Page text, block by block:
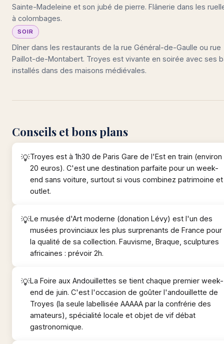
Sainte-Madeleine et son jubé de pierre. Flânerie dans les
à colombages.
SOIR
Dîner dans les restaurants de la rue Général-de-Gaulle ou rue
Paillot-de-Montabert. Troyes est vivante en soirée avec ses
installés dans des maisons médiévales.
Conseils et bons plans
Troyes est à 1h30 de Paris Gare de l'Est en train (environ
20 euros). C'est une destination parfaite pour un week-
end sans voiture, surtout si vous combinez patrimoine et
outlet.
Le musée d'Art moderne (donation Lévy) est l'un des
musées provinciaux les plus surprenants de France pour
la qualité de sa collection. Fauvisme, Braque, sculptures
africaines : prévoir 2h.
La Foire aux Andouillettes se tient chaque premier week-
end de juin. C'est l'occasion de goûter l'andouillette de
Troyes (la seule labellisée AAAAA par la confrérie des
amateurs), spécialité locale et objet de vif débat
gastronomique.